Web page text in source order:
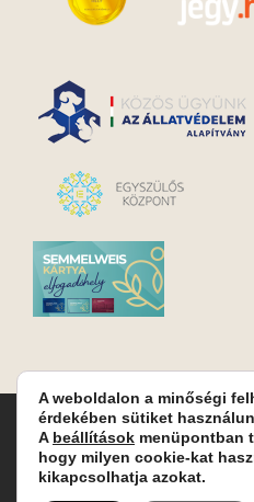
Turay Ida Színház
helyszín: Turay Ida Színház
Levelezési cím: 1089 Budapest,
A weboldalon a minőségi
érdekében sütiket
A beállítások menüpontban
hogy milyen cookie-kat
kikapcsolhatja azokat.